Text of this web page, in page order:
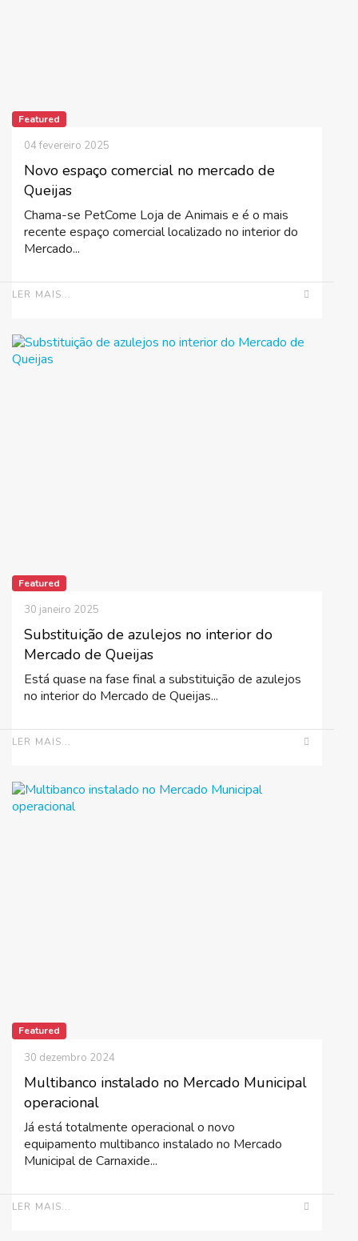
Featured
Novo espaço comercial no mercado de
Queijas
04 fevereiro 2025
Chama-se PetCome Loja de Animais e é o mais
recente espaço comercial localizado no interior do
Mercado...
LER MAIS...
Featured
Substituição de azulejos no interior do
Mercado de Queijas
30 janeiro 2025
Está quase na fase final a substituição de azulejos
no interior do Mercado de Queijas...
LER MAIS...
Featured
Multibanco instalado no Mercado Municipal
operacional
30 dezembro 2024
Já está totalmente operacional o novo
equipamento multibanco instalado no Mercado
Municipal de Carnaxide...
LER MAIS...